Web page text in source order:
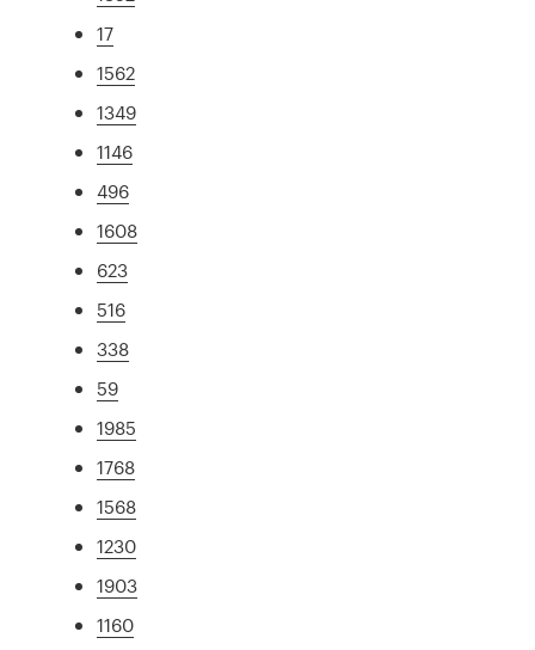
17
1562
1349
1146
496
1608
623
516
338
59
1985
1768
1568
1230
1903
1160